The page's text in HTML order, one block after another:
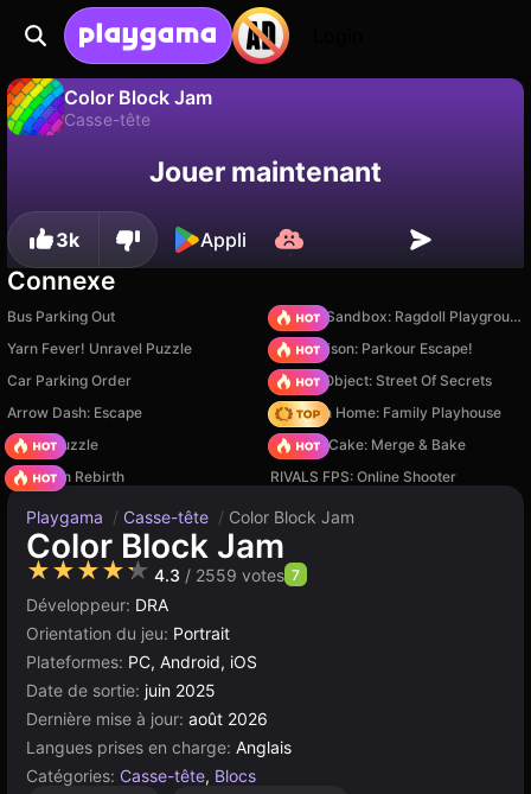
Color Block Jam
Casse-tête
progression !
Non Enregistrer
Jouer maintenant
3k Appli
Connexe
Bus Parking Out
Sprunki Sandbox: Ragdoll Playground Mode
Yarn Fever! Unravel Puzzle
Barry Prison: Parkour Escape!
Car Parking Order
Hidden Object: Street Of Secrets
Arrow Dash: Escape
My Town Home: Family Playhouse
Arrow Puzzle
Piece of Cake: Merge & Bake
Stickman Rebirth
RIVALS FPS: Online Shooter
Playgama / Casse-tête / Color Block Jam
Color Block Jam
★★★★★ 4.3 / 2559 votes 7
Développeur: DRA
Orientation du jeu: Portrait
Plateformes: PC, Android, iOS
Date de sortie: juin 2025
Dernière mise à jour: août 2026
Langues prises en charge: Anglais
Catégories: Casse-tête, Blocs